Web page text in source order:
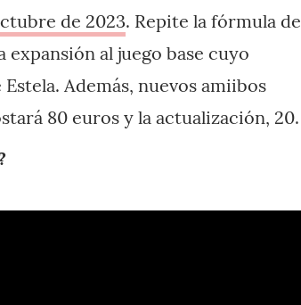
de 2023. Repite la fórmula de
al juego base cuyo
Además, nuevos amiibos
80 euros y la actualización, 20.